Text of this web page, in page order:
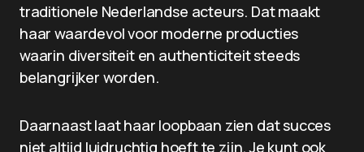
traditionele Nederlandse acteurs. Dat maakt
haar waardevol voor moderne producties
waarin diversiteit en authenticiteit steeds
belangrijker worden.
Daarnaast laat haar loopbaan zien dat succes
niet altijd luidruchtig hoeft te zijn. Je kunt ook